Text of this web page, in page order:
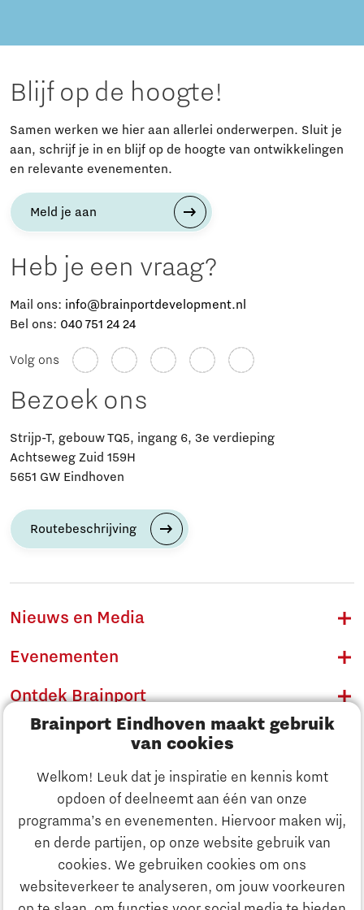
Brainport Eindhoven maakt gebruik
van cookies
Welkom! Leuk dat je inspiratie en kennis komt
opdoen of deelneemt aan één van onze
programma’s en evenementen. Hiervoor maken wij,
en derde partijen, op onze website gebruik van
cookies. We gebruiken cookies om ons
websiteverkeer te analyseren, om jouw voorkeuren
Ontdek Brainport
Innovatie
Blijf op de hoogte!
Samen werken we hier aan allerlei onderwerpen. Sluit je
aan, schrijf je in en blijf op de hoogte van ontwikkelingen
en relevante evenementen.
Meld je aan
Heb je een vraag?
Mail ons: info@brainportdevelopment.nl
Bel ons: 040 751 24 24
Volg ons
Bezoek ons
Strijp-T, gebouw TQ5, ingang 6, 3e verdieping
Achtseweg Zuid 159H
5651 GW Eindhoven
Routebeschrijving
Nieuws en Media
Evenementen
Ontdek Brainport
Innovatie
Ondernemen
Onderwijs
Maatschappelijk
Strategie & Organisatie